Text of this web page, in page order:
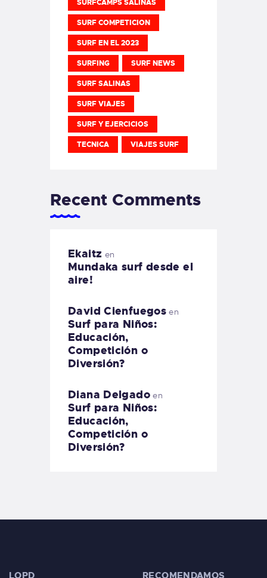
SURFCAMPS SALINAS
SURF COMPETICION
SURF EN EL 2023
SURFING SURF NEWS
SURF SALINAS
SURF VIAJES
SURF Y EJERCICIOS
TECNICA VIAJES SURF
Recent Comments
Ekaitz en
Mundaka surf desde el
aire!
David Cienfuegos en
Surf para Niños:
Educación,
Competición o
Diversión?
Diana Delgadoen
Surf para Niños:
Educación,
Competición o
Diversión?
LOPD RECOMENDAMOS